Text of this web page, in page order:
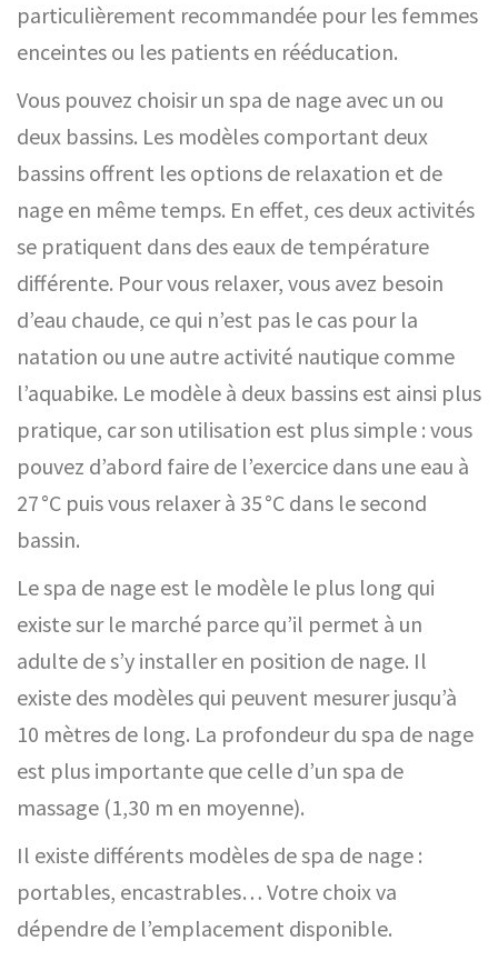
particulièrement recommandée pour les femmes
enceintes ou les patients en rééducation.
Vous pouvez choisir un spa de nage avec un ou
deux bassins. Les modèles comportant deux
bassins offrent les options de relaxation et de
nage en même temps. En effet, ces deux activités
se pratiquent dans des eaux de température
différente. Pour vous relaxer, vous avez besoin
d’eau chaude, ce qui n’est pas le cas pour la
natation ou une autre activité nautique comme
l’aquabike. Le modèle à deux bassins est ainsi plus
pratique, car son utilisation est plus simple : vous
pouvez d’abord faire de l’exercice dans une eau à
27 °C puis vous relaxer à 35 °C dans le second
bassin.
Le spa de nage est le modèle le plus long qui
existe sur le marché parce qu’il permet à un
adulte de s’y installer en position de nage. Il
existe des modèles qui peuvent mesurer jusqu’à
10 mètres de long. La profondeur du spa de nage
est plus importante que celle d’un spa de
massage (1,30 m en moyenne).
Il existe différents modèles de spa de nage :
portables, encastrables… Votre choix va
dépendre de l’emplacement disponible.